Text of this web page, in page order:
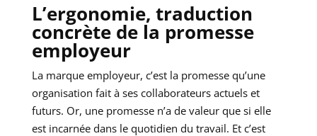
L’ergonomie, traduction
concrète de la promesse
employeur
La marque employeur, c’est la promesse qu’une
organisation fait à ses collaborateurs actuels et
futurs. Or, une promesse n’a de valeur que si elle
est incarnée dans le quotidien du travail. Et c’est